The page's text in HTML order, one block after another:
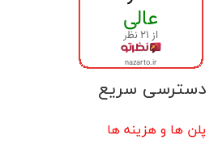
دسترسی سریع
پلن ها و هزینه ها